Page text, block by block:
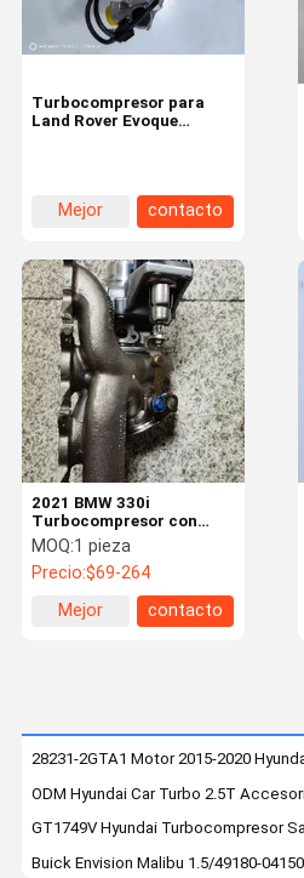
En Casa Productos
Recorrido
Por La
Fábrica
Control De
Calidad
Casos
BMW Turbocompresor
Turbocompresor para
Land Rover Evoque
Mejor
contacto
2021 BMW 330i
Turbocompresor con
colector de escape -
11658631904 Reemplazo
directo del motor
MOQ:1 pieza
Precio:$69-264
Mejor
contacto
28231-2GTA1 Motor 2015-2020
ODM Hyundai Car Turbo 2.5T
GT1749V Hyundai Turbocompresor
Buick Envision Malibu 1.5/49180-